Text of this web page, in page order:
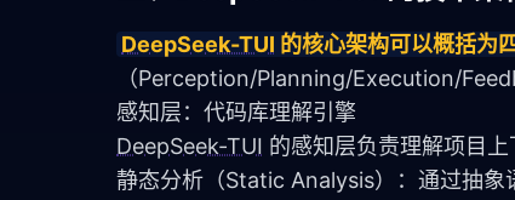
DeepSeek-TUI 的核心架构可以概括为
（Perception/Planning/Execution/
感知层：代码库理解引擎
DeepSeek-TUI 的感知层负责理解项目
静态分析（Static Analysis）：通过抽象